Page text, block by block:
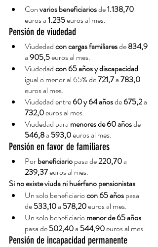
Con varios beneficiarios de 1.138,70
euros a 1.235 euros al mes.
Pensión de viudedad
Viudedad con cargas familiares de 834,9
a 905,5 euros al mes.
Viudedad con 65 años y discapacidad
igual o menor al 65% de 721,7 a 783,0
euros al mes.
Viudedad entre 60 y 64 años de 675,2 a
732,0 euros al mes.
Viudedad para menores de 60 años de
546,8 a 593,0 euros al mes.
Pensión en favor de familiares
Por beneficiario pasa de 220,70 a
239,37 euros al mes.
Si no existe viuda ni huérfano pensionistas
Un solo beneficiario con 65 años pasa
de 533,10 a 578,20 euros al mes.
Un solo beneficiario menor de 65 años
pasa de 502,40 a 544,90 euros al mes.
Pensión de incapacidad permanente